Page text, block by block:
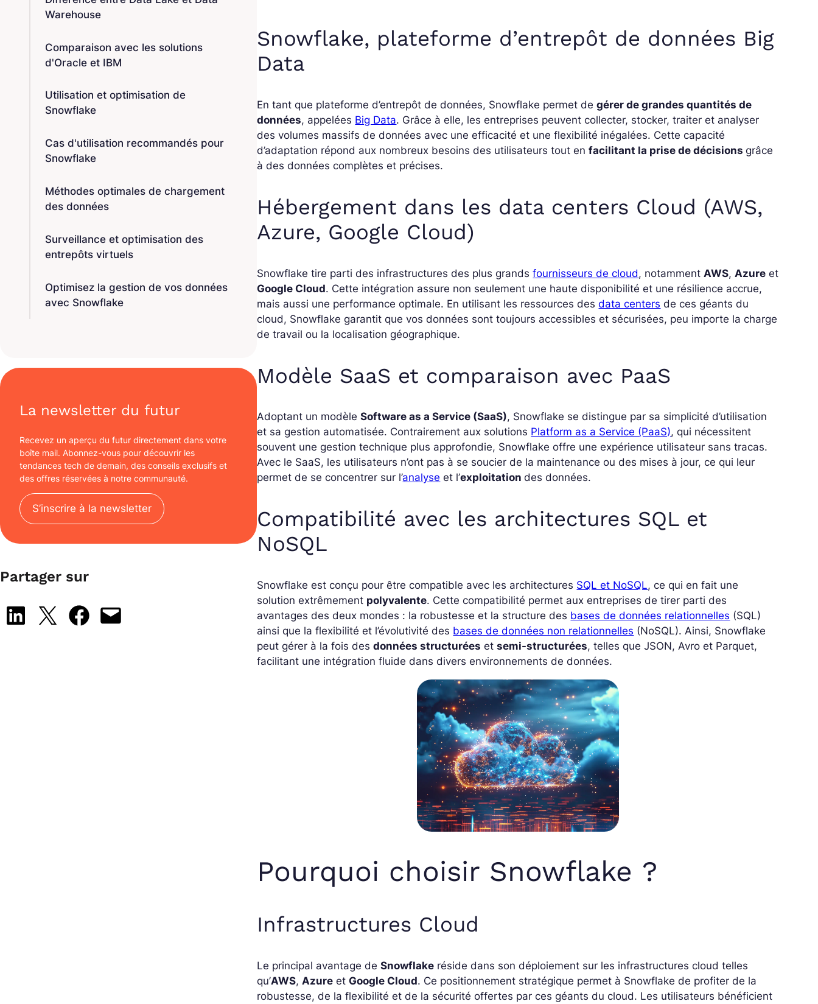
Warehouse
Comparaison avec les solutions
d'Oracle et IBM
Utilisation et optimisation de
Snowflake
Cas d'utilisation recommandés pour
Snowflake
Méthodes optimales de chargement
des données
Surveillance et optimisation des
entrepôts virtuels
Optimisez la gestion de vos données
avec Snowflake
La newsletter du futur
Recevez un aperçu du futur directement dans votre
boîte mail. Abonnez-vous pour découvrir les
tendances tech de demain, des conseils exclusifs et
des offres réservées à notre communauté.
S’inscrire à la newsletter
Partager sur
Share on LinkedIn
Share on X Share on Facebook
Email this Page
Snowflake, plateforme d’entrepôt de données Big
Data
En tant que plateforme d’entrepôt de données, Snowflake permet degérer de grandes quantités de
données, appelées Big Data. Grâce à elle, les entreprises peuvent collecter, stocker, traiter et analyser
des volumes massifs de données avec une efficacité et une flexibilité inégalées. Cette capacité
d’adaptation répond aux nombreux besoins des utilisateurs tout enfacilitant la prise de décisions grâce
à des données complètes et précises.
Hébergement dans les data centers Cloud (AWS,
Azure, Google Cloud)
Snowflake tire parti des infrastructures des plus grandsfournisseurs de cloud, notamment AWS, Azure et
Google Cloud. Cette intégration assure non seulement une haute disponibilité et une résilience accrue,
mais aussi une performance optimale. En utilisant les ressources desdata centers de ces géants du
cloud, Snowflake garantit que vos données sont toujours accessibles et sécurisées, peu importe la charge
de travail ou la localisation géographique.
Modèle SaaS et comparaison avec PaaS
Adoptant un modèleSoftware as a Service (SaaS), Snowflake se distingue par sa simplicité d’utilisation
et sa gestion automatisée. Contrairement aux solutions Platform as a Service (PaaS), qui nécessitent
souvent une gestion technique plus approfondie, Snowflake offre une expérience utilisateur sans tracas.
Avec le SaaS, les utilisateurs n’ont pas à se soucier de la maintenance ou des mises à jour, ce qui leur
permet de se concentrer sur l’analyse et l’exploitation des données.
Compatibilité avec les architectures SQL et
NoSQL
Snowflake est conçu pour être compatible avec les architectures SQL et NoSQL, ce qui en fait une
solution extrêmement polyvalente. Cette compatibilité permet aux entreprises de tirer parti des
avantages des deux mondes : la robustesse et la structure des bases de données relationnelles (SQL)
ainsi que la flexibilité et l’évolutivité des bases de données non relationnelles (NoSQL). Ainsi, Snowflake
peut gérer à la fois desdonnées structurées etsemi-structurées, telles que JSON, Avro et Parquet,
facilitant une intégration fluide dans divers environnements de données.
Pourquoi choisir Snowflake ?
Infrastructures Cloud
Le principal avantage deSnowflake réside dans son déploiement sur les infrastructures cloud telles
qu’AWS, Azure etGoogle Cloud. Ce positionnement stratégique permet à Snowflake de profiter de la
robustesse, de la flexibilité et de la sécurité offertes par ces géants du cloud. Les utilisateurs bénéficient